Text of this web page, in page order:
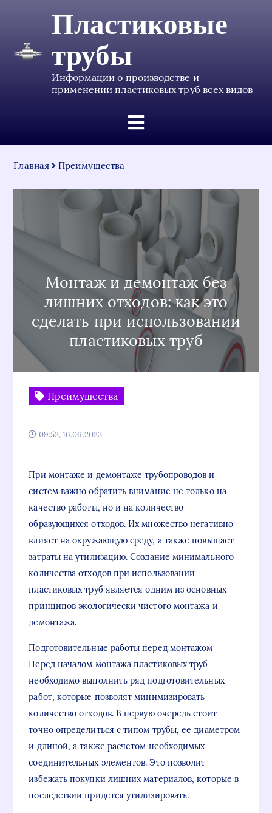
Пластиковые
трубы
Информации о производстве и
применении пластиковых труб всех видов
Главная Преимущества
Монтаж и демонтаж без
лишних отходов: как это
сделать при использовании
пластиковых труб
Преимущества
09:52, 16.06.2023
При монтаже и демонтаже трубопроводов и
систем важно обратить внимание не только на
качество работы, но и на количество
образующихся отходов. Их множество негативно
влияет на окружающую среду, а также повышает
затраты на утилизацию. Создание минимального
количества отходов при использовании
пластиковых труб является одним из основных
принципов экологически чистого монтажа и
демонтажа.
Подготовительные работы перед монтажом
Перед началом монтажа пластиковых труб
необходимо выполнить ряд подготовительных
работ, которые позволят минимизировать
количество отходов. В первую очередь стоит
точно определиться с типом трубы, ее диаметром
и длиной, а также расчетом необходимых
соединительных элементов. Это позволит
избежать покупки лишних материалов, которые в
последствии придется утилизировать.